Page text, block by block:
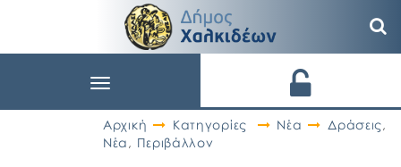
Toggle
Αρχική
Κατηγορίες Νέα Δράσεις,
Νέα , Περιβάλλον